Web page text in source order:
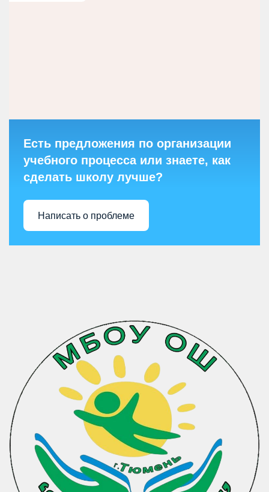
Есть предложения по организации
учебного процесса или знаете, как
сделать школу лучше?
Написать о проблеме